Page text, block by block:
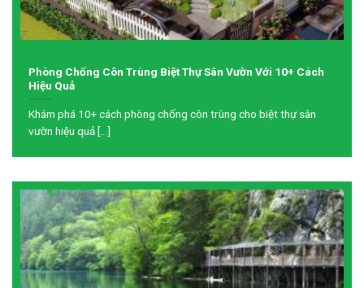
Phòng Chống Côn Trùng Biệt Thự Sân Vườn Với 10+ Cách
Hiệu Quả
Khám phá 10+ cách phòng chống côn trùng cho biệt thự sân
vườn hiệu quả [...]